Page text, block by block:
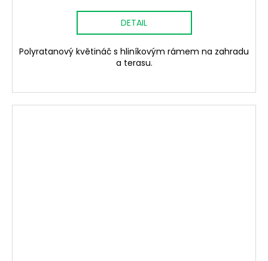
DETAIL
Polyratanový květináč s hliníkovým rámem na zahradu
a terasu.